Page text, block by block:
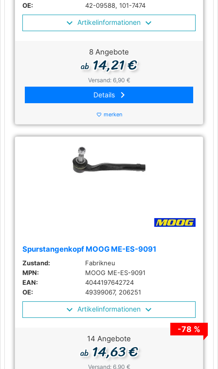
OE:
42-09588, 101-7474
Artikelinformationen
8 Angebote
ab14,21 €
Versand: 6,90 €
Details keyboard_arrow_right
favorite_border merken
Spurstangenkopf MOOG ME-ES-9091
Zustand:
Fabrikneu
MPN:
MOOG ME-ES-9091
EAN:
4044197642724
OE:
49399067, 206251
Artikelinformationen
-78 %
14 Angebote
ab14,63 €
Versand: 6,90 €